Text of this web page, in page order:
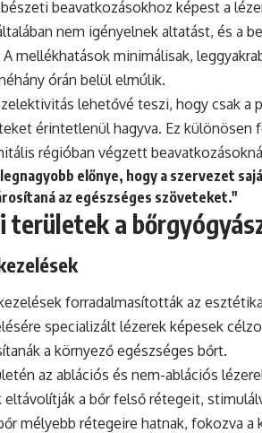
beavatkozásokhoz képest a
nem igényelnek altatást, és a
mellékhatások minimálisak,
órán belül elmúlik.
lehetővé teszi, hogy csak a
érintetlenül hagyva. Ez
régióban végzett
előnye, hogy a szervezet
az egészséges szöveteket."
területek a
forradalmasították az
specializált lézerek képesek
a környező egészséges bőrt.
az ablációs és nem-ablációs
eltávolítják a bőr felső rétegeit,
mélyebb rétegeire hatnak, fokozva